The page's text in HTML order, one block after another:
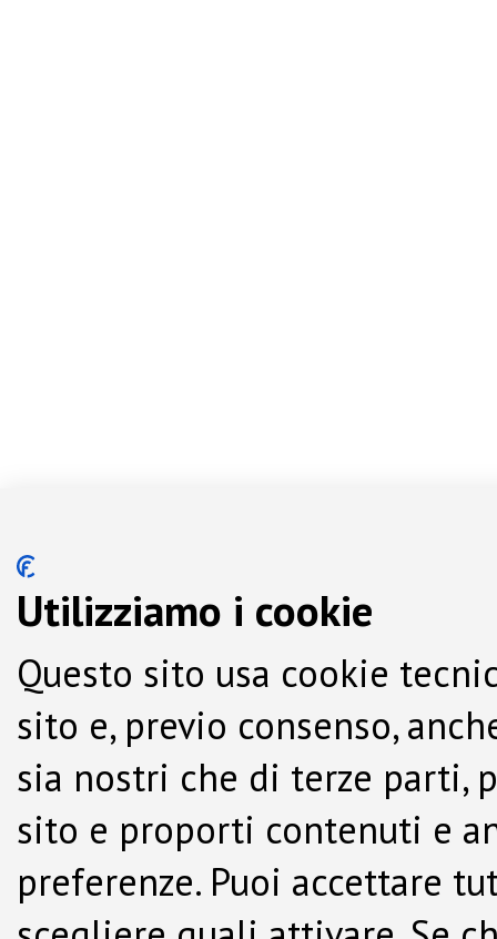
Utilizziamo i cookie
Questo sito usa cookie
sito e, previo consenso,
sia nostri che di terze parti,
sito e proporti contenuti e
preferenze. Puoi accettare